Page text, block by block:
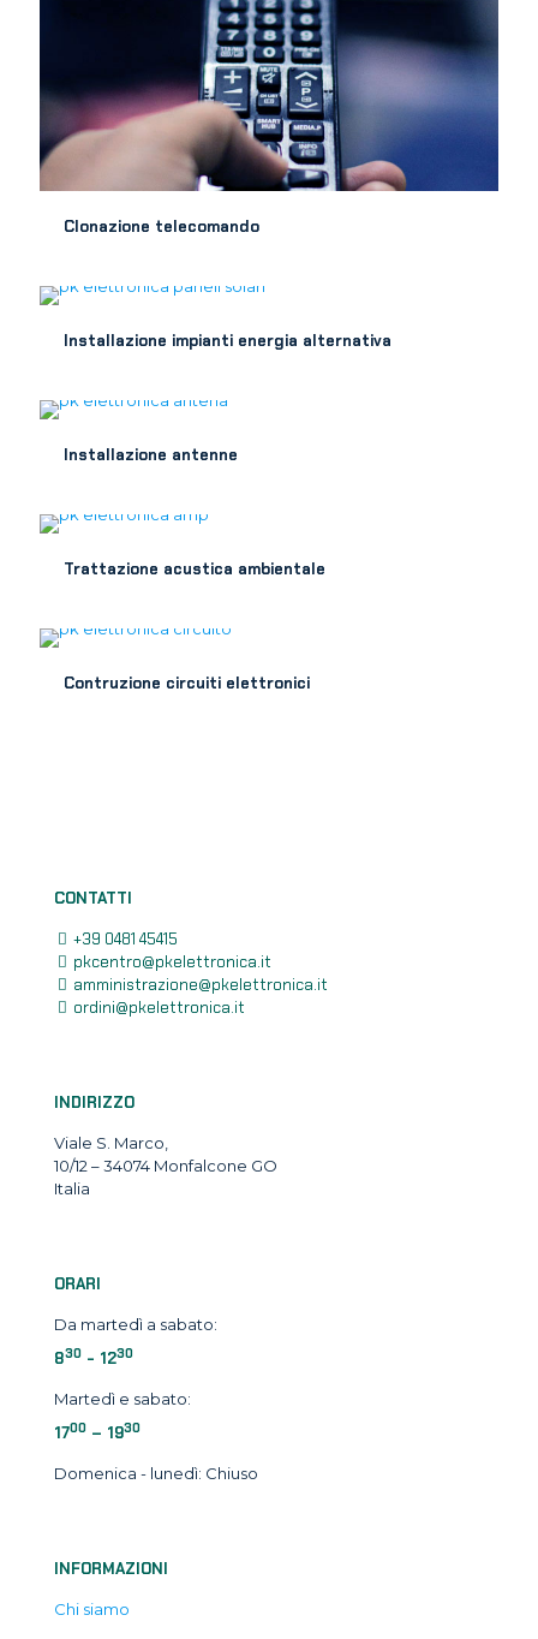
Clonazione telecomando
Installazione impianti energia alternativa
Installazione antenne
Trattazione acustica ambientale
Contruzione circuiti elettronici
CONTATTI
+39 0481 45415
pkcentro@pkelettronica.it
amministrazione@pkelettronica.it
ordini@pkelettronica.it
INDIRIZZO
Viale S. Marco,
10/12 – 34074 Monfalcone GO
Italia
ORARI
Da martedì a sabato:
830 - 1230
Martedì e sabato:
1700 – 1930
Domenica - lunedì: Chiuso
INFORMAZIONI
Chi siamo